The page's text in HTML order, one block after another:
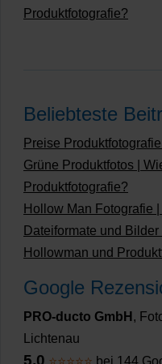
Produktfotografie?
Beliebteste
Preise
Grüne Produktfotos |
Produktfotografie?
Hollow Man Fotografie
Dateiformate und
Hollowman und
Google
PRO-ducto GmbH ,
Lichtenau
5,0